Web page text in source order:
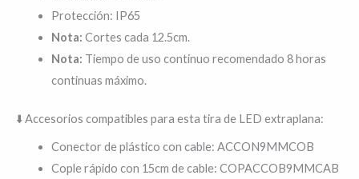
Protección: IP65
Nota: Cortes cada 12.5cm.
Nota: Tiempo de uso continuo recomendado 8 horas
continuas máximo.
⬇️ Accesorios compatibles para esta tira de LED extraplana:
Conector de plástico con cable: ACCON9MMCOB
Cople rápido con 15cm de cable: COPACCOB9MMCAB